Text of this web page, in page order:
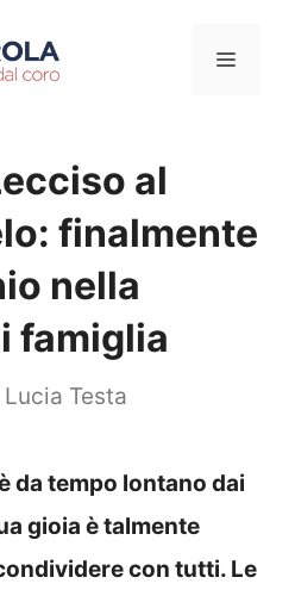
Menu
al
finalmente
nella
famiglia
Lucia Testa
da tempo lontano dai
gioia è talmente
con tutti. Le